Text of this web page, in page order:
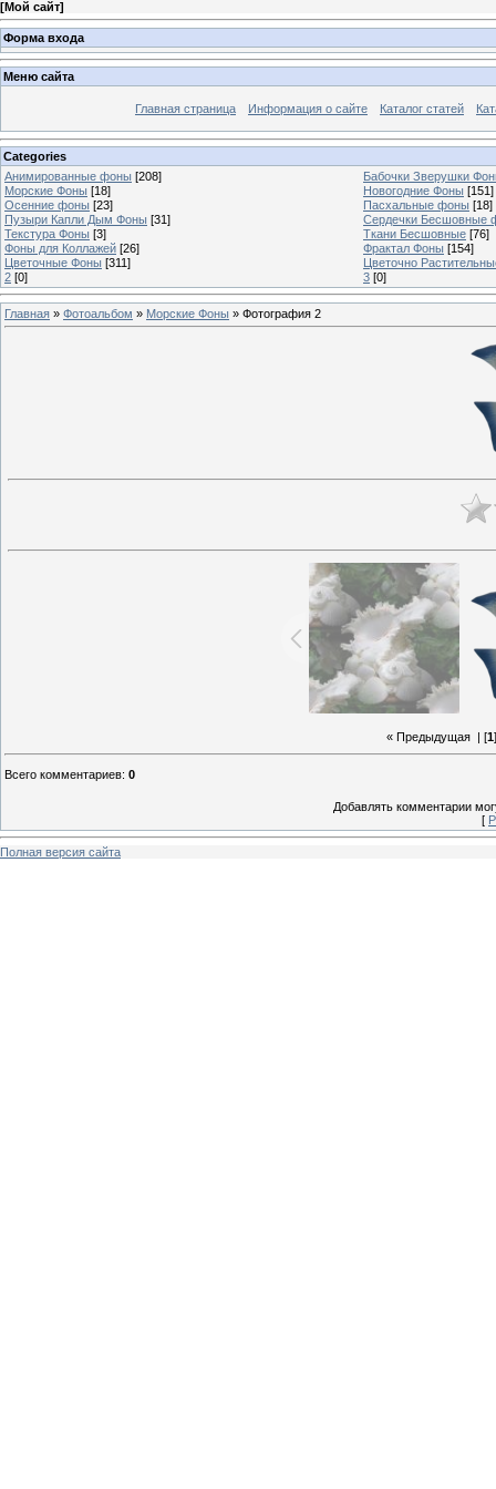
[Мой сайт]
Форма входа
Меню сайта
Главная страница Информация о сайте Каталог статей
Categories
Анимированные фоны [208]
Бабочки Зверушки
Морские Фоны [18] Новогодние Фоны [151]
Осенние фоны [23] Пасхальные фоны [18]
Пузыри Капли Дым Фоны [31]
Сердечки Бесшовные
Текстура Фоны [3] Ткани Бесшовные [76]
Фоны для Коллажей [26] Фрактал Фоны [154]
Цветочные Фоны [311]
Цветочно
2 [0] 3 [0]
Главная » Фотоальбом » Морские Фоны » Фотография 2
« Предыдущая| [1
Всего комментариев: 0
Добавлять комментарии
[
Полная версия сайта